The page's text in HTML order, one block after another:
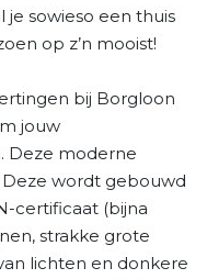
je sowieso een thuis
op z’n mooist!
bij Borgloon
jouw
Deze moderne
wordt gebouwd
certificaat (bijna
strakke grote
lichten en donkere